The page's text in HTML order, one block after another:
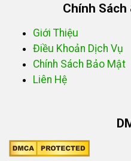
Chính Sách
Giới Thiệu
Điều Khoản Dịch Vụ
Chính Sách Bảo Mật
Liên Hệ